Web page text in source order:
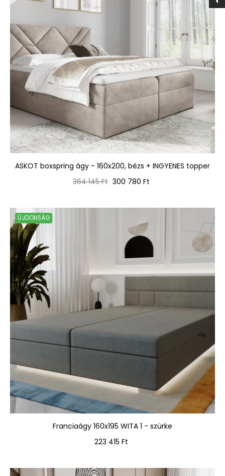
ASKOT boxspring ágy - 160x200, bézs + INGYENES topper
Normál
364 145 Ft Ár
300 780 Ft
ÚJDONSÁG
Franciaágy 160x195 WITA 1 - szürke
Ár
223 415 Ft